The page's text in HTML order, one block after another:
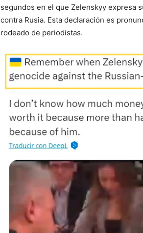
segundos en el que Zelenskyy expresa
contra Rusia. Esta declaración es
rodeado de periodistas.